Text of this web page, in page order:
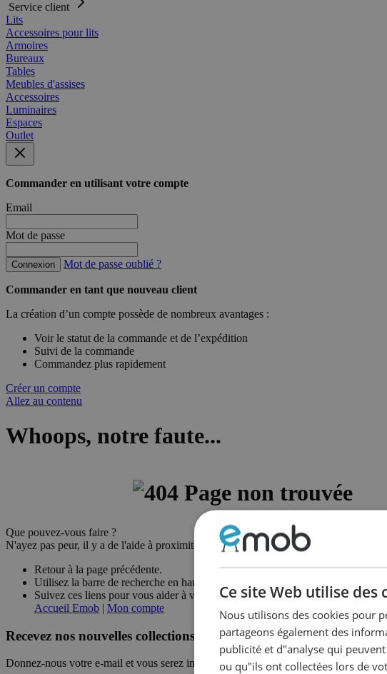
Service client
Lits
Accessoires pour lits
Armoires
Bureaux
Tables
Meubles d'assises
Accessoires
Luminaires
Espaces
Outlet
Commander en utilisant votre compte
Email
Mot de passe
Connexion Mot de passe oublié ?
Commander en tant que nouveau client
La création d’un compte possède de nombreux avantages :
Voir le statut de la commande et de l’expédition
Suivi de la commande
Commandez plus rapidement
Créer un compte
Allez au contenu
Whoops, notre faute...
Que pouvez-vous faire ?
N'ayez pas peur, il y a de l'aide à proximité ! Il existe de nombreuses façons de se
Retour à la page précédente.
Utilisez la barre de recherche en haut de la page pour rechercher vos produits.
Suivez ces liens pour vous aider à vous remettre sur les rails !
Accueil Emob | Mon compte
Recevez nos nouvelles collections et promotions.
Donnez-nous votre e-mail et vous serez informé des derniers événements sur une
Ce site Web utilise des
Nous utilisons des cookies pour
partageons également des
publicité et d"analyse qui
ou qu"ils ont collectées lors de